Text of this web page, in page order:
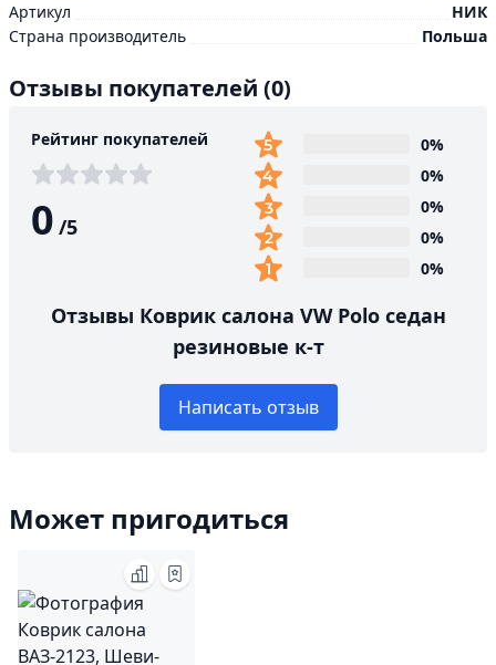
Артикул
НИК
Страна производитель
Польша
Отзывы покупателей (0)
Рейтинг покупателей
0 /5
0%
0%
0%
0%
0%
Отзывы Коврик салона VW Polo седан
резиновые к-т
Написать отзыв
Может пригодиться